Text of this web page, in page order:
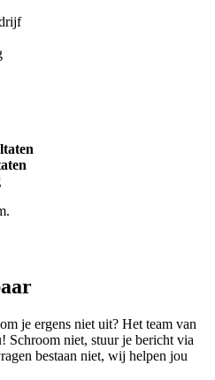
je ergens niet uit? Het team van
Schroom niet, stuur je bericht via
bestaan niet, wij helpen jou